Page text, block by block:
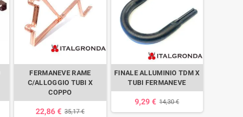
FERMANEVE RAME
C/ALLOGGIO TUBI X
COPPO
22,86 € 35,17 €
FINALE ALLUMINIO TDM X
TUBI FERMANEVE
9,29 € 14,30 €